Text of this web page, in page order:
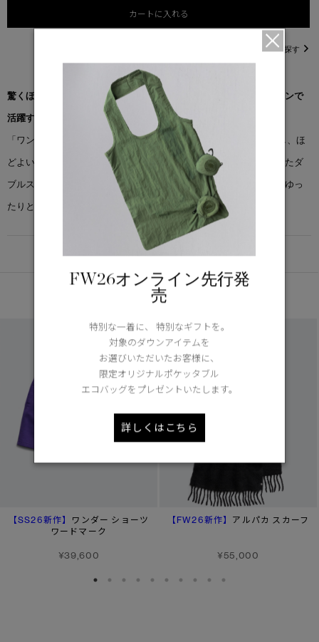
カートに入れる
直営店在庫を探す
驚くほど柔らかな着心地と、洗練されたシルエット。あらゆるシーンで
活躍する一着です。
「ワンダー クルー」は、オーガニックコットンテリー素材を使用し、ほ
どよい重厚感と洗練された表面感を実現しています。全体に施されたダ
ブルステッチは、長く美しいシルエットを保つためのディテール。ゆっ
たりとしたリラックスフィットで仕上げています。
DETAIL
あなたへのおすすめ
【SS26新作】
ワンダー ショーツ
ワードマーク
¥39,600
【FW26新作】 アルパカ スカーフ
¥55,000
FW26オンライン先行発
売
特別な一着に、 特別なギフトを。
対象のダウンアイテムを
お選びいただいたお客様に、
限定オリジナルポケッタブル
エコバッグをプレゼントいたします。
詳しくはこちら